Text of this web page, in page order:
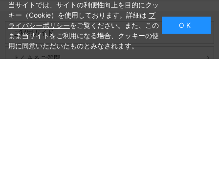
ご利用ガイド
よくあるご質問
当サイトでは、サイトの利便性向上を目的にクッ
キー（Cookie）を使用しております。詳細は プ
ライバシーポリシーをご覧ください。また、この
まま当サイトをご利用になる場合、クッキーの使
用に同意いただいたものとみなされます。
O K